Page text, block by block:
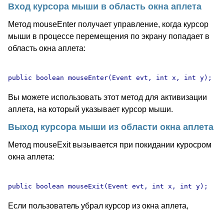
Вход курсора мыши в область окна аплета
Метод mouseEnter получает управление, когда курсор
мыши в процессе перемещения по экрану попадает в
область окна аплета:
Вы можете использовать этот метод для активизации
аплета, на который указывает курсор мыши.
Выход курсора мыши из области окна аплета
Метод mouseExit вызывается при покидании куросром
окна аплета:
Если пользователь убрал курсор из окна аплета,